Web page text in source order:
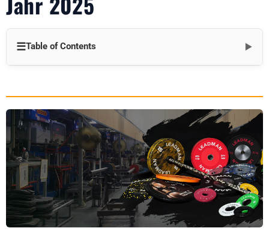
☰Table of Contents ▼
A. Definition von funktionellem Training
B. Vorteile des funktionellen Trainings
Die besten funktionellen Trainingsgeräte für 2025
A. Widerstandsbänder
B. Kettlebells
C. TRX-Aufhängungstrainer